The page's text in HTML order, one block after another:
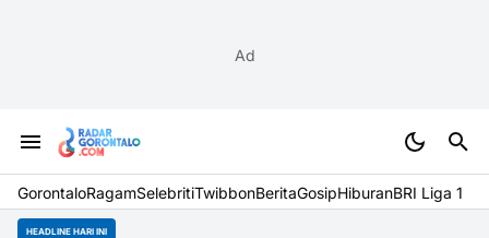
Ad
GorontaloRagamSelebritiTwibbonBeritaGosipHiburanBRI Liga 1
HEADLINE HARI INI